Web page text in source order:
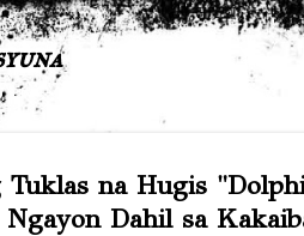
Tuklas na Hugis
Ngayon Dahil sa